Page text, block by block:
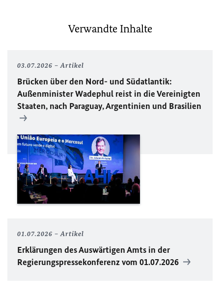
Verwandte Inhalte
03.07.2026 Artikel
Brücken über den Nord- und Südatlantik:
Außenminister Wadephul reist in die Vereinigten
Staaten, nach Paraguay, Argentinien und Brasilien
01.07.2026 Artikel
Erklärungen des Auswärtigen Amts in der
Regierungspressekonferenz vom 01.07.2026